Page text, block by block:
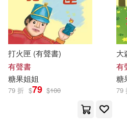
打火匣 (有聲書)
有聲書
糖果姐姐
79 折 $79 $100
大
有
糖
79